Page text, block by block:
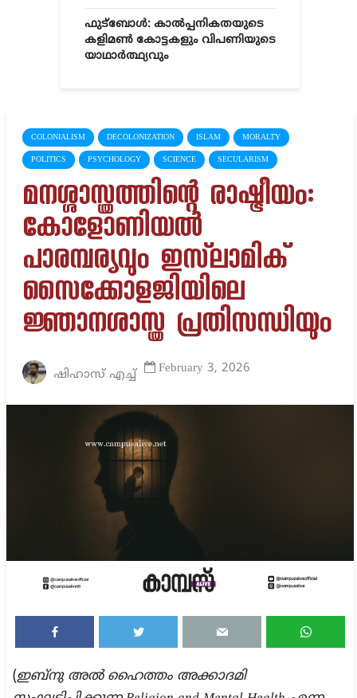
ഫുട്ബോൾ: കാൽപ്പനികതയുടെ
കളിമൺ കോട്ടകളും വിപണിയുടെ
യാഥാർത്ഥ്യവും
COLONIALISM DECOLONIZATION ISLAM MORALTY
POLITICS PSYCHOLOGY SCIENCE SECULARISM
മനശ്ശാസ്ത്രത്തിന്റെ രാഷ്ട്രീയം:
കോളോണിയൽ
പാരമ്പര്യവും ഇസ്‌ലാമിക്
സൈക്കോളജിയിലെ
ജ്ഞാനശാസ്ത്ര പ്രതിസന്ധിയും
ഷിഹാസ് എച്ച് February 3, 2026
(ഇബ്നു അൽ ഹൈത്തം അക്കാദമി